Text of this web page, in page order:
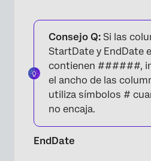
Consejo Q: Si las
StartDate y EndDate
contienen ######,
el ancho de las
utiliza símbolos #
no encaja.
EndDate